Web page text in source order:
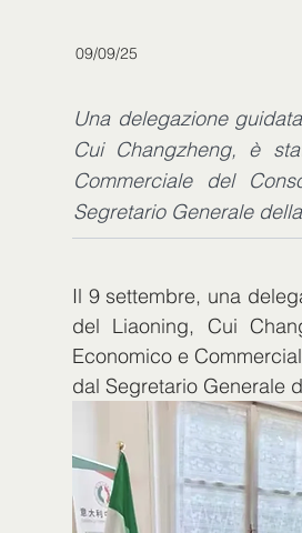
09/09/25
Una delegazione
Cui Changzheng, è
Commerciale del
Segretario Generale
Il 9 settembre, una
del Liaoning, Cui
Economico e
dal Segretario Generale